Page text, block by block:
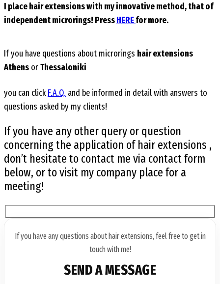
I placehair extensionswith my innovative method, that of
independent microrings! PressHEREfor more.
If you have questions about microrings hair extensions
Athens orThessaloniki
you can clickF.A.Q. and be informed in detail with answers to
questions asked by my clients!
If you have any other query or question
concerning the application of hair extensions ,
don’t hesitate to contact me via contact form
below, or to visit my company place for a
meeting!
If you have any questions about hair extensions, feel free to get in
touch with me!
SEND A MESSAGE